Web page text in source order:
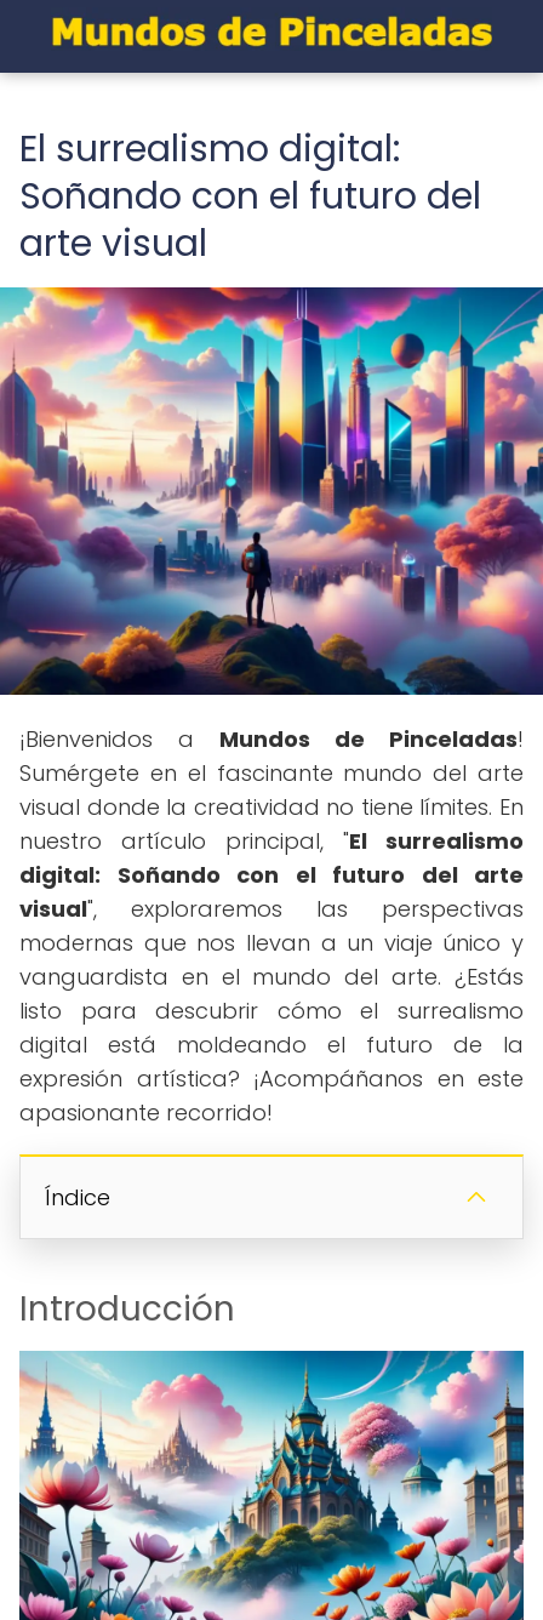
El surrealismo digital:
Soñando con el futuro del
arte visual
¡Bienvenidos a Mundos de Pinceladas!
Sumérgete en el fascinante mundo del arte
visual donde la creatividad no tiene límites. En
nuestro artículo principal, "El surrealismo
digital: Soñando con el futuro del arte
visual", exploraremos las perspectivas
modernas que nos llevan a un viaje único y
vanguardista en el mundo del arte. ¿Estás
listo para descubrir cómo el surrealismo
digital está moldeando el futuro de la
expresión artística? ¡Acompáñanos en este
apasionante recorrido!
Índice
Introducción